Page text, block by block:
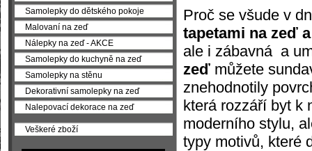
Proč se všude v
tapetami na zeď
ale i zábavná a
zeďmůžete
znehodnotily
která rozzáří byt k
moderního stylu,
typy motivů, které
Samolepky do dětského pokoje
Malovaní na zeď
Nálepky na zeď - AKCE
Samolepky do kuchyně na zeď
Samolepky na stěnu
Dekorativní samolepky na zeď
Nalepovací dekorace na zeď
Veškeré zboží